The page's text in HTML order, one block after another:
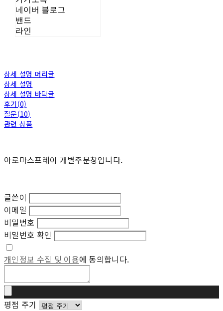
네이버 블로그
밴드
라인
상세 설명 머리글
상세 설명
상세 설명 바닥글
후기(0)
질문(10)
관련 상품
아로마스프레이 개별주문창입니다.
글쓴이
이메일
비밀번호
비밀번호 확인
개인정보 수집 및 이용에 동의합니다.
평점 주기